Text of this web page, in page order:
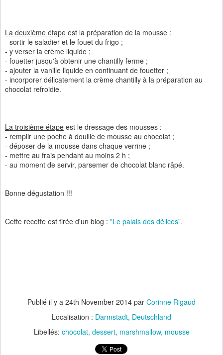
La deuxième étape est la préparation de la mousse :
- sortir le saladier et le fouet du frigo ;
- y verser la crème liquide ;
- fouetter jusqu'à obtenir une chantilly ferme ;
- ajouter la vanille liquide en continuant de fouetter ;
- incorporer délicatement la crème chantilly à la préparation au
chocolat refroidie.
La troisième étape est le dressage des mousses :
- remplir une poche à douille de mousse au chocolat ;
- déposer de la mousse dans chaque verrine ;
- mettre au frais pendant au moins 2 h ;
- au moment de servir, parsemer de chocolat blanc râpé.
Bonne dégustation !!!
Cette recette est tirée d'un blog : "Le palais des délices".
Publié il y a 24th November 2014 par Corinne Rigaud
Localisation : Darmstadt, Deutschland
Libellés: chocolat dessert marshmallow mousse